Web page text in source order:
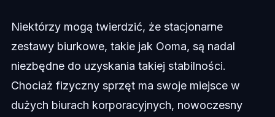
Niektórzy mogą twierdzić, że stacjonarne
zestawy biurkowe, takie jak Ooma, są nadal
niezbędne do uzyskania takiej stabilności.
Chociaż fizyczny sprzęt ma swoje miejsce w
dużych biurach korporacyjnych, nowoczesny